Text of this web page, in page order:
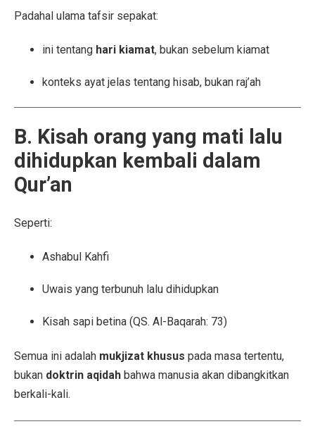
Padahal ulama tafsir sepakat:
ini tentang hari kiamat, bukan sebelum kiamat
konteks ayat jelas tentang hisab, bukan raj’ah
B. Kisah orang yang mati lalu
dihidupkan kembali dalam
Qur’an
Seperti:
Ashabul Kahfi
Uwais yang terbunuh lalu dihidupkan
Kisah sapi betina (QS. Al-Baqarah: 73)
Semua ini adalah mukjizat khusus pada masa tertentu,
bukan doktrin aqidah bahwa manusia akan dibangkitkan
berkali-kali.